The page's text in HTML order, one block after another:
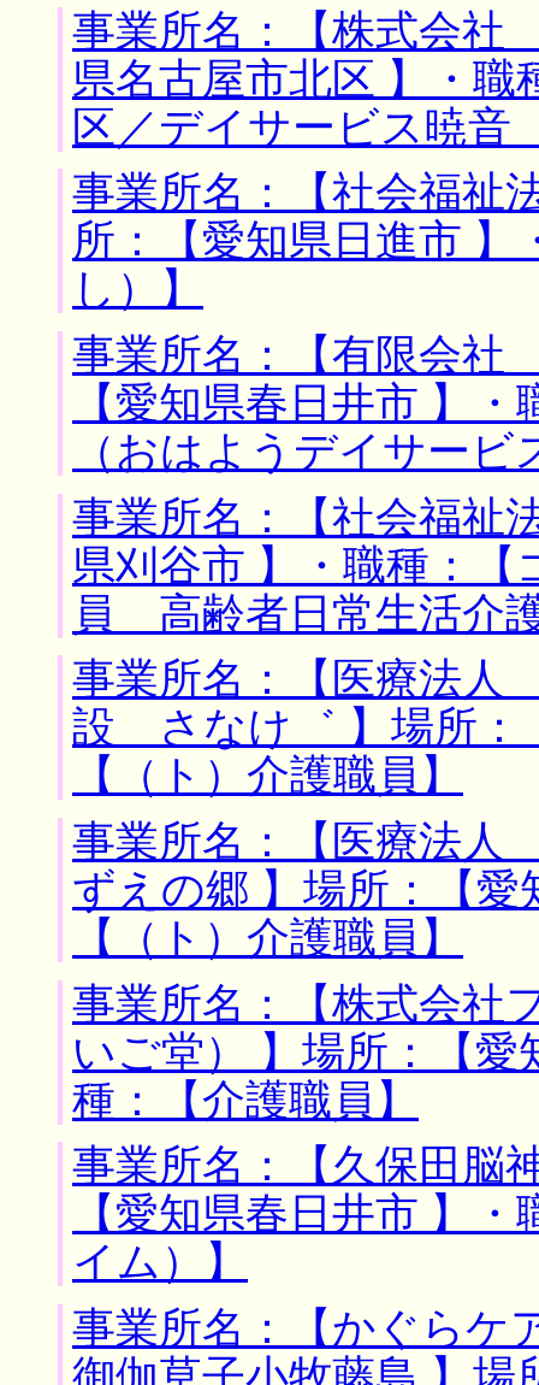
事業所名：【株式会
県名古屋市北区 】・職
区／デイサービス暁音
事業所名：【社会福祉
所：【愛知県日進市 】
し）】
事業所名：【有限会
【愛知県春日井市 】
（おはようデイサービ
事業所名：【社会福祉
県刈谷市 】・職種：
員 高齢者日常生活介
事業所名：【医療法
設 さなけ゛ 】場所：
【（ト）介護職員】
事業所名：【医療法
ずえの郷 】場所：【愛
【（ト）介護職員】
事業所名：【株式会社
いご堂） 】場所：【愛
種：【介護職員】
事業所名：【久保田脳
【愛知県春日井市 】
イム）】
事業所名：【かぐら